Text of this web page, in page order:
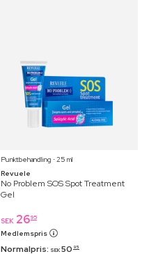
Punktbehandling ⋅ 25 ml
Revuele
No Problem SOS Spot Treatment
Gel
SEK 2695
Medlemspris
Normalpris: SEK 50 95